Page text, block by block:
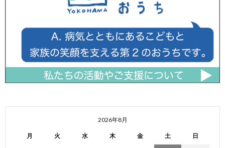
2026年8月
月 火 水 木 金 土 日